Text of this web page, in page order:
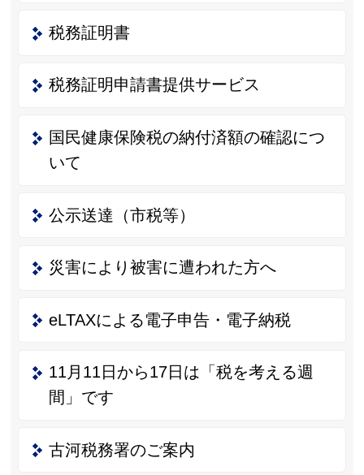
税務証明書
税務証明申請書提供サービス
国民健康保険税の納付済額の確認につ
いて
公示送達（市税等）
災害により被害に遭われた方へ
eLTAXによる電子申告・電子納税
11月11日から17日は「税を考える週
間」です
古河税務署のご案内